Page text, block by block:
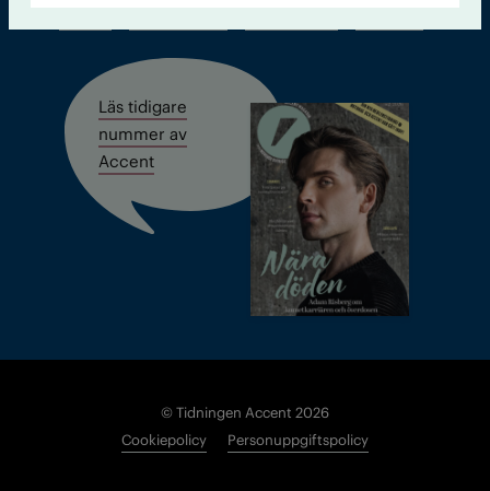
Läs tidigare
nummer av
Accent
© Tidningen Accent 2026
Cookiepolicy
Personuppgiftspolicy